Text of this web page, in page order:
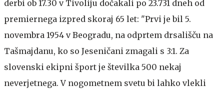
derbi ob 17.30 v Tivoliju dočakali po 23.731 dneh od
premiernega izpred skoraj 65 let: "Prvi je bil 5.
novembra 1954 v Beogradu, na odprtem drsališču na
Tašmajdanu, ko so Jeseničani zmagali s 3:1. Za
slovenski ekipni šport je številka 500 nekaj
neverjetnega. V nogometnem svetu bi lahko vlekli